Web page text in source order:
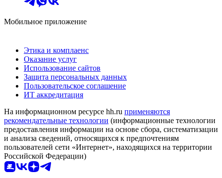
Мобильное приложение
Этика и комплаенс
Оказание услуг
Использование сайтов
Защита персональных данных
Пользовательское соглашение
ИТ аккредитация
На информационном ресурсе hh.ru применяются
рекомендательные технологии (информационные технологии
предоставления информации на основе сбора, систематизации
и анализа сведений, относящихся к предпочтениям
пользователей сети «Интернет», находящихся на территории
Российской Федерации)